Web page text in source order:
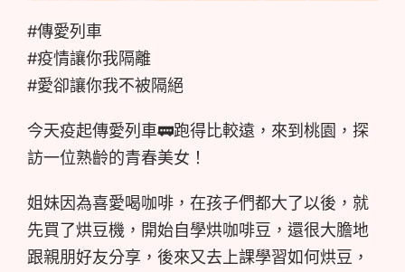
#傳愛列車
#疫情讓你我隔離
#愛卻讓你我不被隔絕
今天疫起傳愛列車🚃跑得比較遠，來到桃園，探
訪一位熟齡的青春美女！
姐妹因為喜愛喝咖啡，在孩子們都大了以後，就
先買了烘豆機，開始自學烘咖啡豆，還很大膽地
跟親朋好友分享，後來又去上課學習如何烘豆，